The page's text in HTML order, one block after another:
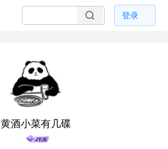
登录
黄酒小菜有几碟